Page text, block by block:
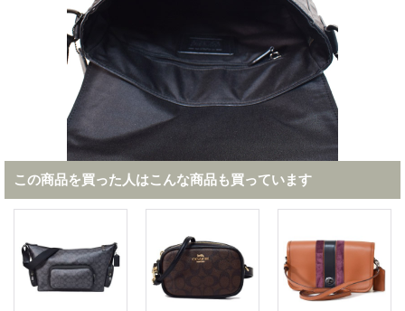
この商品を買った人はこんな商品も買っています